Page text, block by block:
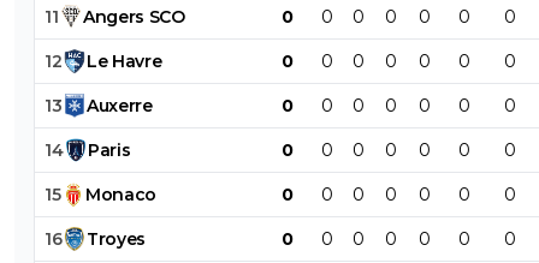
11 Angers SCO 0 0 0 0 0 0 0
12 Le Havre 0 0 0 0 0 0 0
13 Auxerre 0 0 0 0 0 0 0
14 Paris 0 0 0 0 0 0 0
15 Monaco 0 0 0 0 0 0 0
16 Troyes 0 0 0 0 0 0 0